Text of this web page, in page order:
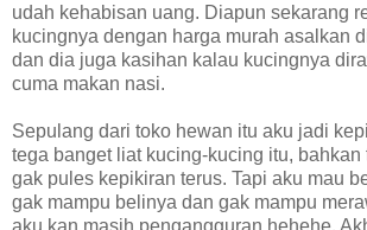
udah kehabisan uang. Diapun sekarang
kucingnya dengan harga murah asalkan
dan dia juga kasihan kalau kucingnya
cuma makan nasi.
Sepulang dari toko hewan itu aku jadi
tega banget liat kucing-kucing itu, bahkan
gak pules kepikiran terus. Tapi aku mau
gak mampu belinya dan gak mampu
aku kan masih pengangguran hehehe.